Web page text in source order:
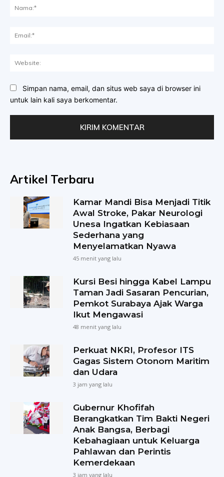
Simpan nama, email, dan situs web saya di browser ini
untuk lain kali saya berkomentar.
Artikel Terbaru
Kamar Mandi Bisa Menjadi Titik
Awal Stroke, Pakar Neurologi
Unesa Ingatkan Kebiasaan
Sederhana yang
Menyelamatkan Nyawa
45 menit yang lalu
Kursi Besi hingga Kabel Lampu
Taman Jadi Sasaran Pencurian,
Pemkot Surabaya Ajak Warga
Ikut Mengawasi
48 menit yang lalu
Perkuat NKRI, Profesor ITS
Gagas Sistem Otonom Maritim
dan Udara
3 jam yang lalu
Gubernur Khofifah
Berangkatkan Tim Bakti Negeri
Anak Bangsa, Berbagi
Kebahagiaan untuk Keluarga
Pahlawan dan Perintis
Kemerdekaan
3 jam yang lalu